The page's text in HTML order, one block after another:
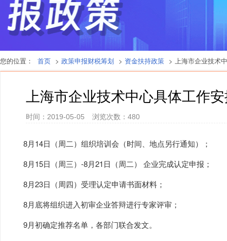
您的位置： 首页 > 政策申报财税筹划 > 资金扶持政策 > 上海市企业技术
上海市企业技术中心具体工作
时间：2019-05-05 浏览次数： 480
8月14日（周二）组织培训会（时间、地点另行通知）；
8月15日（周三）-8月21日（周二） 企业完成认定申报；
8月23日（周四）受理认定申请书面材料；
8月底将组织进入初审企业答辩进行专家评审；
9月初确定推荐名单，各部门联合发文。